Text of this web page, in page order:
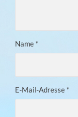
Name *
E-Mail-Adresse *